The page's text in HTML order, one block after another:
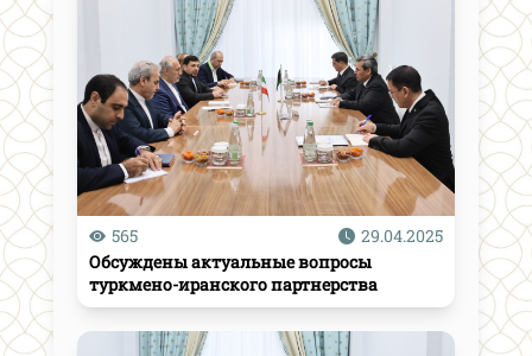
565
29.04.2025
Обсуждены актуальные вопросы
туркмено-иранского партнерства